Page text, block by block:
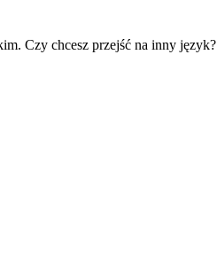
Czy chcesz przejść na inny język?